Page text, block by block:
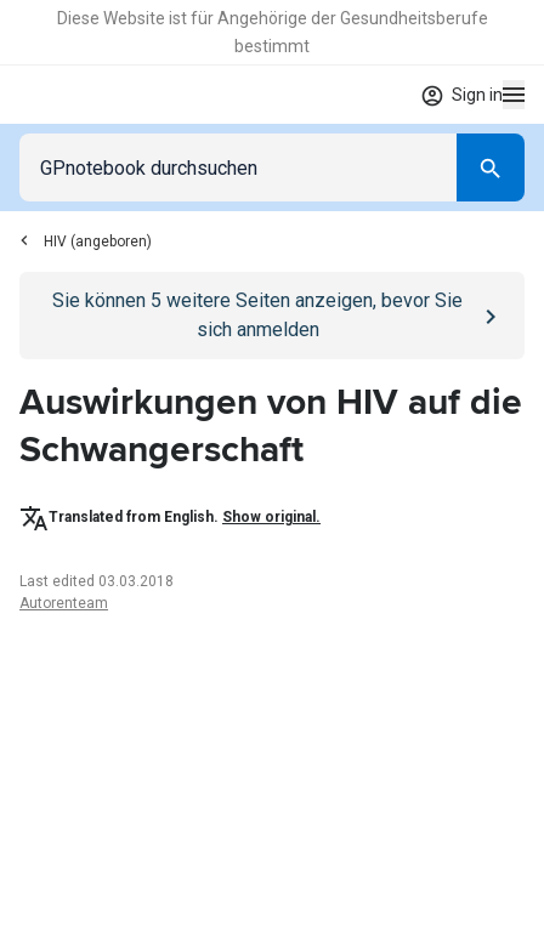
Diese Website ist für Angehörige der Gesundheitsberufe
bestimmt
Sign in
HIV (angeboren)
Go to/anmeldenpage
Sie können 5 weitere Seiten anzeigen, bevor Sie
sich anmelden
Auswirkungen von HIV auf die
Schwangerschaft
Translated from English. Show original.
Last edited 03.03.2018
Autorenteam